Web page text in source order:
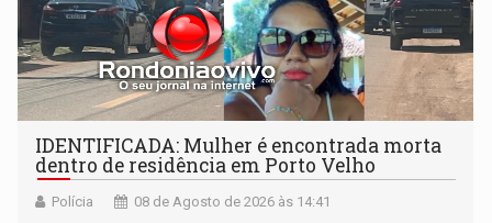
IDENTIFICADA: Mulher é encontrada morta
dentro de residência em Porto Velho
Polícia 08 de Agosto de 2026 às 14:41